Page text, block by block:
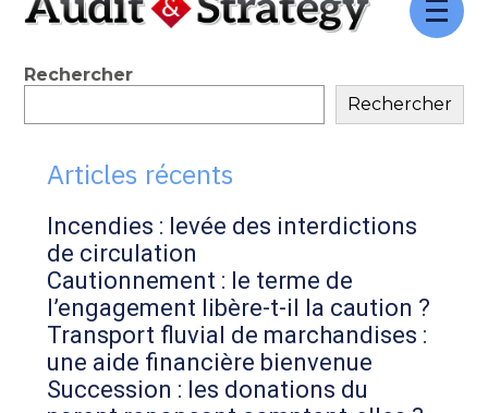
Aller
Blog
sidebar
Rechercher
Rechercher
Articles récents
Incendies : levée des interdictions
de circulation
Cautionnement : le terme de
l’engagement libère-t-il la caution ?
Transport fluvial de marchandises :
une aide financière bienvenue
Succession : les donations du